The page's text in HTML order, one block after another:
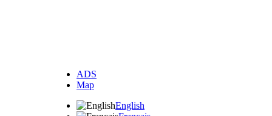
ADS
Map
English